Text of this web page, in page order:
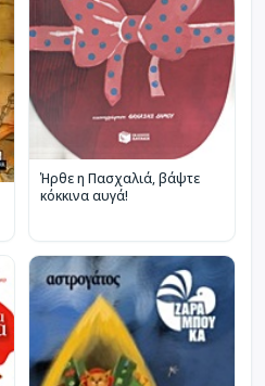
Ήρθε η Πασχαλιά, βάψτε
κόκκινα αυγά!